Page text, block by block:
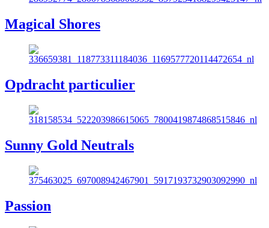
Magical Shores
Opdracht particulier
Sunny Gold Neutrals
Passion